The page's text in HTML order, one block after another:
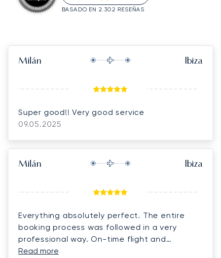
BASADO EN 2.302 RESEÑAS
Milán Ibiza
Super good!! Very good service
09.05.2025
Milán Ibiza
Everything absolutely perfect. The entire
booking process was followed in a very
professional way. On-time flight and
excellent on-board staff.
Read more